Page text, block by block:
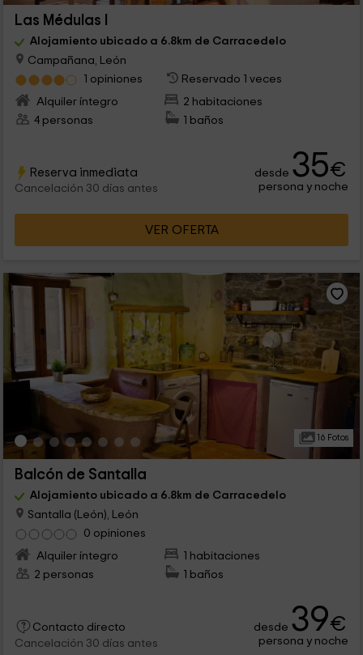
Las Médulas I
Alojamiento ubicado a 6.8km de Carracedelo
Campañana, León
1 opiniones
Reservado 1 veces
Alquiler íntegro
2 habitaciones
4 personas
1 baños
Reserva inmediata
Cancelación 30 días antes
desde 35€
persona y noche
VER OFERTA
16 Fotos
Balcón de Santalla
Alojamiento ubicado a 6.8km de Carracedelo
Santalla (León), León
0 opiniones
Alquiler íntegro
1 habitaciones
2 personas
1 baños
Contacto directo
Cancelación 30 días antes
desde 39€
persona y noche